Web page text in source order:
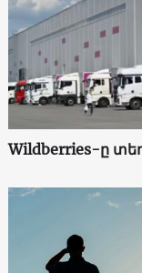
Wildberries-ը